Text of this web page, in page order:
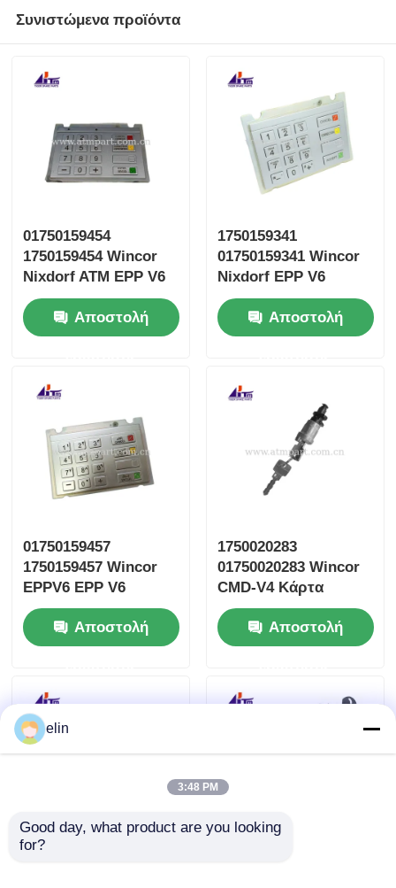
Συνιστώμενα προϊόντα
01750159454
1750159454 Wincor
Nixdorf ATM EPP V6
Russian Keypad
Αποστολή
1750159341
01750159341 Wincor
Nixdorf EPP V6
Αγγλικό
πληκτρολόγιο EPPV6
Αποστολή
01750159457
1750159457 Wincor
EPPV6 EPP V6
πληκτρολόγιο
Αποστολή
1750020283
01750020283 Wincor
CMD-V4 Κάρτα
κλειδαριού κλειδιού
ΑΤΜ
Αποστολή
elin
3:48 PM
Good day, what product are you looking
for?